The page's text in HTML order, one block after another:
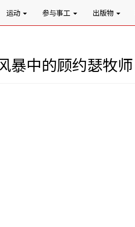
运动 参与事工 出版物
暴中的顾约瑟牧师